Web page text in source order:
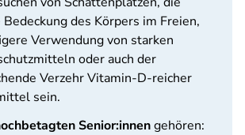
des Körpers im Freien,
Verwendung von starken
oder auch der
Verzehr Vitamin-D-reicher
sein.
Senior:innengehören: